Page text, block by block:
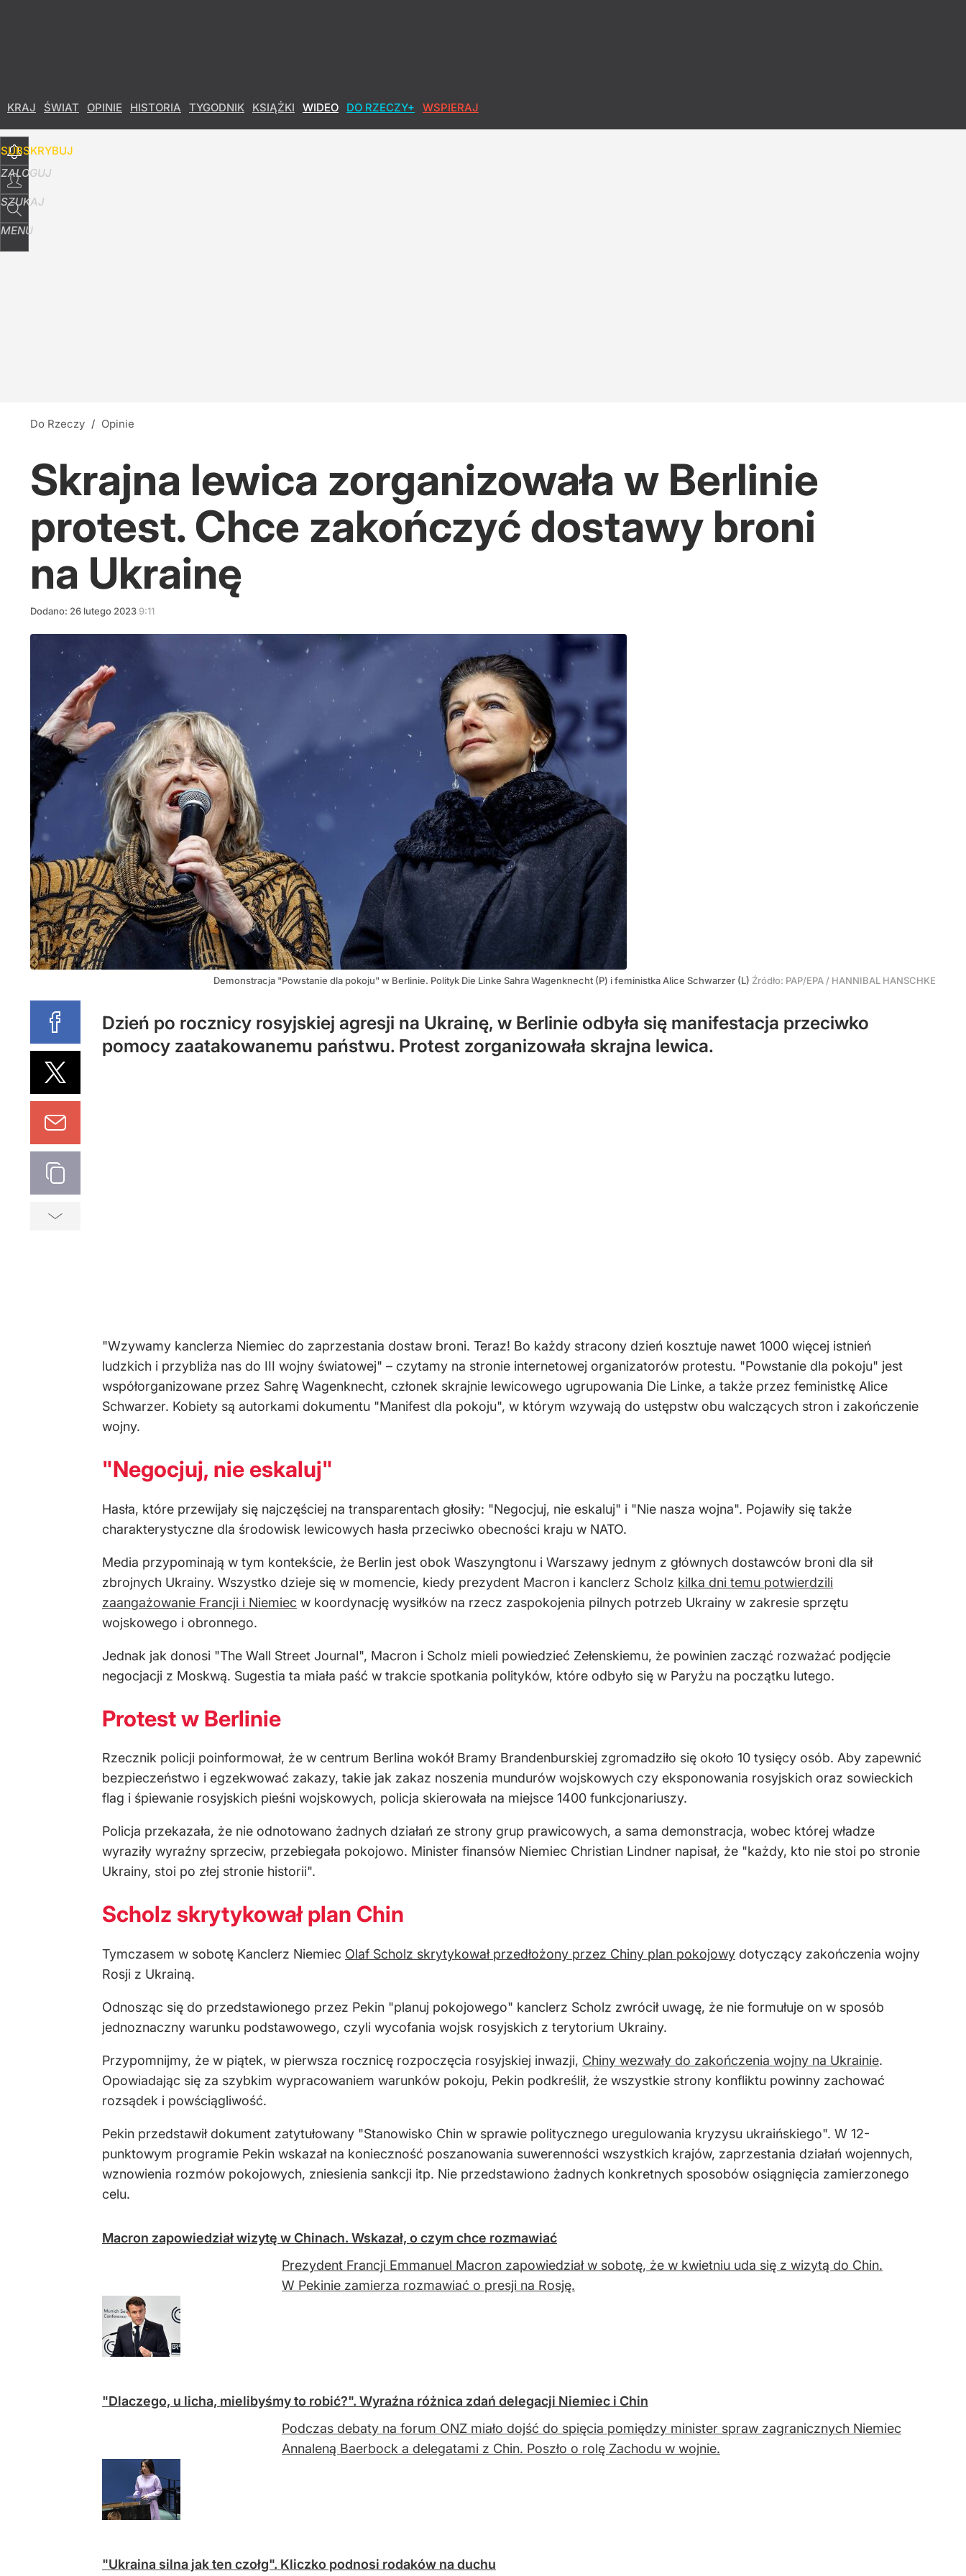
KRAJ ŚWIAT OPINIE HISTORIA TYGODNIK KSIĄŻKI WIDEO DO RZECZY+ WSPIERAJ
SUBSKRYBUJ
ZALOGUJ
SZUKAJ
MENU
Do Rzeczy / Opinie
Skrajna lewica zorganizowała w Berlinie
protest. Chce zakończyć dostawy broni
na Ukrainę
Dodano: 26 lutego 2023 9:11
Demonstracja "Powstanie dla pokoju" w Berlinie. Polityk Die Linke Sahra Wagenknecht (P) i feministka Alice Schwarzer (L) Źródło: PAP/EPA / HANNIBAL HANSCHKE
Dzień po rocznicy rosyjskiej agresji na Ukrainę, w Berlinie odbyła się manifestacja przeciwko
pomocy zaatakowanemu państwu. Protest zorganizowała skrajna lewica.
"Wzywamy kanclerza Niemiec do zaprzestania dostaw broni. Teraz! Bo każdy stracony dzień kosztuje nawet 1000 więcej istnień
ludzkich i przybliża nas do III wojny światowej" – czytamy na stronie internetowej organizatorów protestu. "Powstanie dla pokoju" jest
współorganizowane przez Sahrę Wagenknecht, członek skrajnie lewicowego ugrupowania Die Linke, a także przez feministkę Alice
Schwarzer. Kobiety są autorkami dokumentu "Manifest dla pokoju", w którym wzywają do ustępstw obu walczących stron i zakończenie
wojny.
"Negocjuj, nie eskaluj"
Hasła, które przewijały się najczęściej na transparentach głosiły: "Negocjuj, nie eskaluj" i "Nie nasza wojna". Pojawiły się także
charakterystyczne dla środowisk lewicowych hasła przeciwko obecności kraju w NATO.
Media przypominają w tym kontekście, że Berlin jest obok Waszyngtonu i Warszawy jednym z głównych dostawców broni dla sił
zbrojnych Ukrainy. Wszystko dzieje się w momencie, kiedy prezydent Macron i kanclerz Scholz kilka dni temu potwierdzili
zaangażowanie Francji i Niemiec w koordynację wysiłków na rzecz zaspokojenia pilnych potrzeb Ukrainy w zakresie sprzętu
wojskowego i obronnego.
Jednak jak donosi "The Wall Street Journal", Macron i Scholz mieli powiedzieć Zełenskiemu, że powinien zacząć rozważać podjęcie
negocjacji z Moskwą. Sugestia ta miała paść w trakcie spotkania polityków, które odbyło się w Paryżu na początku lutego.
Protest w Berlinie
Rzecznik policji poinformował, że w centrum Berlina wokół Bramy Brandenburskiej zgromadziło się około 10 tysięcy osób. Aby zapewnić
bezpieczeństwo i egzekwować zakazy, takie jak zakaz noszenia mundurów wojskowych czy eksponowania rosyjskich oraz sowieckich
flag i śpiewanie rosyjskich pieśni wojskowych, policja skierowała na miejsce 1400 funkcjonariuszy.
Policja przekazała, że nie odnotowano żadnych działań ze strony grup prawicowych, a sama demonstracja, wobec której władze
wyraziły wyraźny sprzeciw, przebiegała pokojowo. Minister finansów Niemiec Christian Lindner napisał, że "każdy, kto nie stoi po stronie
Ukrainy, stoi po złej stronie historii".
Scholz skrytykował plan Chin
Tymczasem w sobotę Kanclerz Niemiec Olaf Scholz skrytykował przedłożony przez Chiny plan pokojowy dotyczący zakończenia wojny
Rosji z Ukrainą.
Odnosząc się do przedstawionego przez Pekin "planuj pokojowego" kanclerz Scholz zwrócił uwagę, że nie formułuje on w sposób
jednoznaczny warunku podstawowego, czyli wycofania wojsk rosyjskich z terytorium Ukrainy.
Przypomnijmy, że w piątek, w pierwsza rocznicę rozpoczęcia rosyjskiej inwazji, Chiny wezwały do zakończenia wojny na Ukrainie.
Opowiadając się za szybkim wypracowaniem warunków pokoju, Pekin podkreślił, że wszystkie strony konfliktu powinny zachować
rozsądek i powściągliwość.
Pekin przedstawił dokument zatytułowany "Stanowisko Chin w sprawie politycznego uregulowania kryzysu ukraińskiego". W 12-
punktowym programie Pekin wskazał na konieczność poszanowania suwerenności wszystkich krajów, zaprzestania działań wojennych,
wznowienia rozmów pokojowych, zniesienia sankcji itp. Nie przedstawiono żadnych konkretnych sposobów osiągnięcia zamierzonego
celu.
Macron zapowiedział wizytę w Chinach. Wskazał, o czym chce rozmawiać
Prezydent Francji Emmanuel Macron zapowiedział w sobotę, że w kwietniu uda się z wizytą do Chin.
W Pekinie zamierza rozmawiać o presji na Rosję.
"Dlaczego, u licha, mielibyśmy to robić?". Wyraźna różnica zdań delegacji Niemiec i Chin
Podczas debaty na forum ONZ miało dojść do spięcia pomiędzy minister spraw zagranicznych Niemiec
Annaleną Baerbock a delegatami z Chin. Poszło o rolę Zachodu w wojnie.
"Ukraina silna jak ten czołg". Kliczko podnosi rodaków na duchu